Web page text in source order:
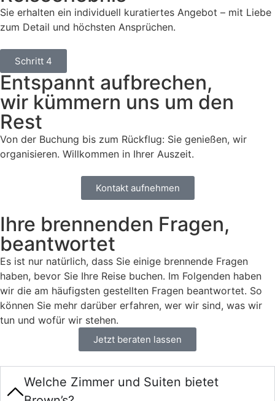
Sie erhalten ein individuell kuratiertes Angebot – mit Liebe
zum Detail und höchsten Ansprüchen.
Schritt 4
Entspannt aufbrechen,
wir kümmern uns um den
Rest
Von der Buchung bis zum Rückflug: Sie genießen, wir
organisieren. Willkommen in Ihrer Auszeit.
Kontakt aufnehmen
Ihre brennenden Fragen,
beantwortet
Es ist nur natürlich, dass Sie einige brennende Fragen
haben, bevor Sie Ihre Reise buchen. Im Folgenden haben
wir die am häufigsten gestellten Fragen beantwortet. So
können Sie mehr darüber erfahren, wer wir sind, was wir
tun und wofür wir stehen.
Jetzt beraten lassen
Welche Zimmer und Suiten bietet